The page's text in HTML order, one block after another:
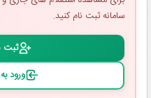
سامانه ثبت ‌نام کنید.
ثبت
ورود